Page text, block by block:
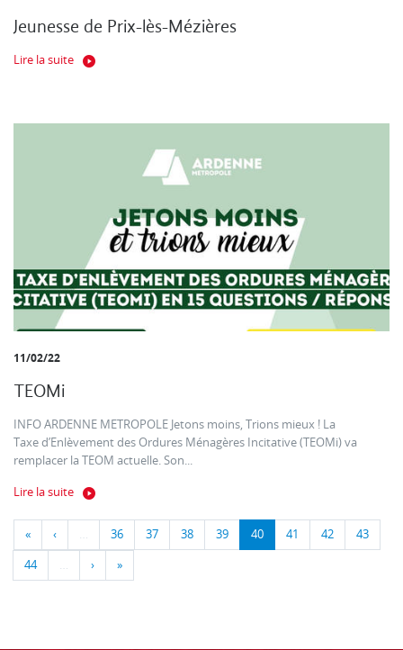
Jeunesse de Prix-lès-Mézières
Lire la suite
11/02/22
TEOMi
INFO ARDENNE METROPOLE Jetons moins, Trions mieux ! La
Taxe d’Enlèvement des Ordures Ménagères Incitative (TEOMi) va
remplacer la TEOM actuelle. Son...
Lire la suite
« ‹ … 36 37 38 39 40 41 42 43
44 … › »